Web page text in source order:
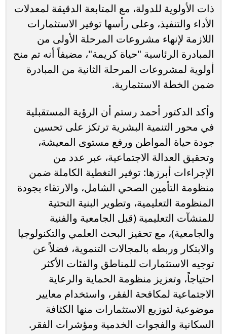
ذات الأولوية للدولة، مع المتابعة الدقيقة لمعدلات
الأداء والتنفيذ، وعلى رأسها توفير الاستثمارات
اللازمة لإنهاء مشروعات المرحلة الأولى من
المبادرة الرئاسية "حياة كريمة"، مضيفاً أنه تم منح
أولوية لمشروعات المرحلة الثانية من المبادرة
ضمن الخطة الاستثمارية.
وأكد الدكتور أحمد رستم أن الرؤية المستقبلية
في محور التنمية البشرية ترتكز على تحسين
جودة حياة المواطن ورفع مستوى المعيشة،
وتحقيق العدالة الاجتماعية، عبر عدد من
الإجراءات أبرزها: توفير التغطية الكاملة ضمن
منظومة التأمين الصحي الشامل، والارتقاء بجودة
المنظومة التعليمية، وتطوير البنية التحتية
للمنشآت التعليمية (قبل الجامعية والفنية
والجامعية)، مع تحفيز البحث العلمي والتكنولوجيا
والابتكار وربطه بالمجالات التنموية، فضلاً عن
توجيه الاستثمارات للمناطق والفئات الأكثر
احتياجاً، وتعزيز منظومة الحماية والرعاية
الاجتماعية لمكافحة الفقر، واستخدام معايير
موضوعية لتوزيع الاستثمارات منها الكثافة
السكانية والفجوات الخدمية ومؤشرات الفقر.